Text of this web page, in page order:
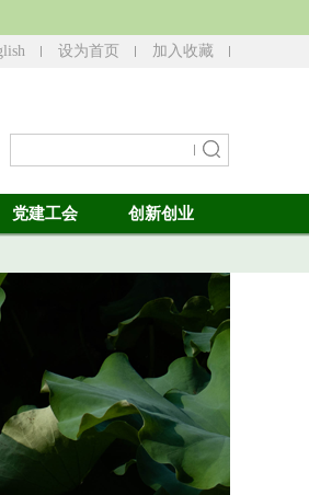
设为首页 加入收藏
党建工会 创新创业